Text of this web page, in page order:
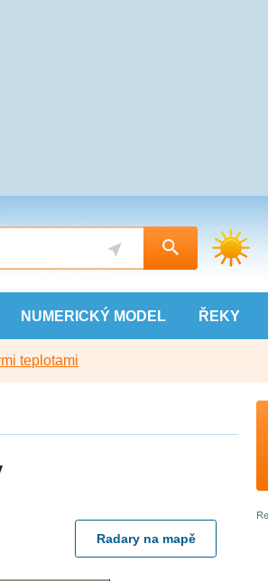
NUMERICKÝ MODEL ŘEKY
teplotami
Radary na mapě